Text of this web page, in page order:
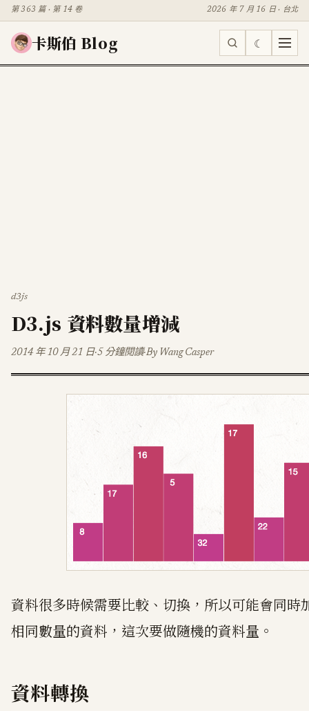
第 363 篇 · 第 14 卷 2026 年 7 月 16 日 · 台北
卡斯伯 Blog ☾
d3js
D3.js 資料數量增減
2014 年 10 月 21 日·5 分鐘閱讀·By Wang Casper
資料很多時候需要比較、切換，所以可能會同
相同數量的資料，這次要做隨機的資料量。
資料轉換